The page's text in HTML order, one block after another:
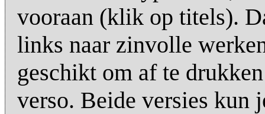
vooraan (klik op titels).
links naar zinvolle
geschikt om af te
verso. Beide versies kun